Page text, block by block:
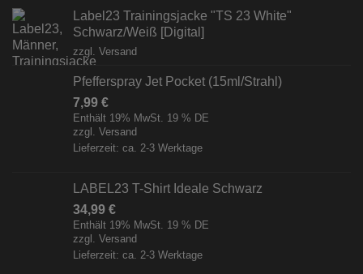
Label23 Trainingsjacke "TS 23 White"
Schwarz/Weiß [Digital]
zzgl. Versand
Pfefferspray Jet Pocket (15ml/Strahl)
7,99 €
Enthält 19% MwSt. 19 % DE
zzgl. Versand
Lieferzeit: ca. 2-3 Werktage
LABEL23 T-Shirt Ideale Schwarz
34,99 €
Enthält 19% MwSt. 19 % DE
zzgl. Versand
Lieferzeit: ca. 2-3 Werktage